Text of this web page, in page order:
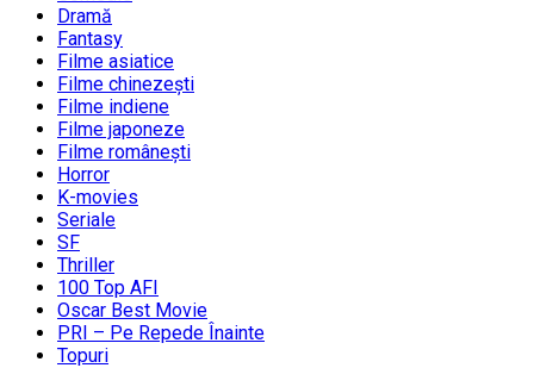
Dramă
Fantasy
Filme asiatice
Filme chinezești
Filme indiene
Filme japoneze
Filme românești
Horror
K-movies
Seriale
SF
Thriller
100 Top AFI
Oscar Best Movie
PRI – Pe Repede Înainte
Topuri